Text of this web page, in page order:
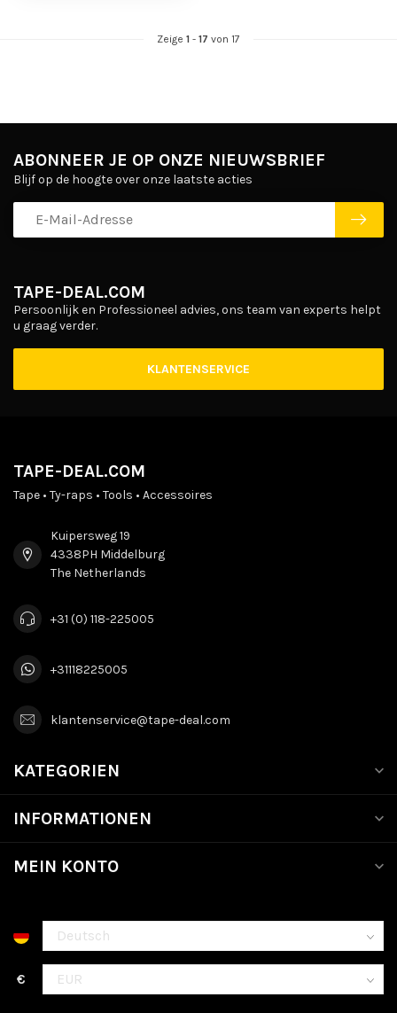
Zeige 1 - 17 von 17
TAPE-DEAL.COM
Persoonlijk en Professioneel advies, ons team van experts helpt
u graag verder.
KLANTENSERVICE
ABONNEER JE OP ONZE NIEUWSBRIEF
Blijf op de hoogte over onze laatste acties
TAPE-DEAL.COM
Tape • Ty-raps • Tools • Accessoires
Kuipersweg 19
4338PH Middelburg
The Netherlands
+31 (0) 118-225005
+31118225005
klantenservice@tape-deal.com
KATEGORIEN
INFORMATIONEN
MEIN KONTO
€